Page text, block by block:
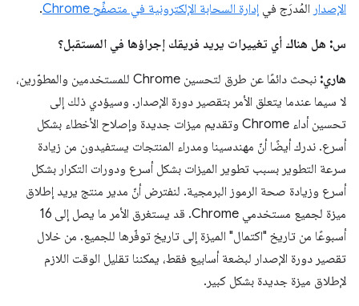
الإصدار المُدرَج في إدارة السحابة الإلكترونية في متصفِّح Chrome .
س: هل هناك أي تغييرات يريد فريقك إجراؤها في المستقبل؟
هاري:
نبحث دائمًا عن طرق لتحسين Chrome للمستخدمين والمطوّرين،
لا سيما عندما يتعلق الأمر بتقصير دورة الإصدار. وسيؤدي ذلك إلى
تحسين أداء Chrome وتقديم ميزات جديدة وإصلاح الأخطاء بشكل
أسرع. ندرك أيضًا أنّ مهندسينا ومدراء المنتجات يستفيدون من زيادة
سرعة التطوير بسبب تطوير الميزات بشكل أسرع ودورات التكرار بشكل
أسرع وزيادة صحة الرموز البرمجية. لنفترض أنّ مدير منتج يريد إطلاق
ميزة لجميع مستخدمي Chrome. قد يستغرق الأمر ما يصل إلى 16
أسبوعًا من تاريخ "اكتمال" الميزة إلى تاريخ توفّرها للجميع. من خلال
تقصير دورة الإصدار لبضعة أسابيع فقط، يمكننا تقليل الوقت اللازم
لإطلاق ميزة جديدة بشكل كبير.